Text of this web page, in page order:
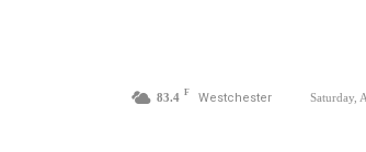
83.4 F Westchester Saturday,